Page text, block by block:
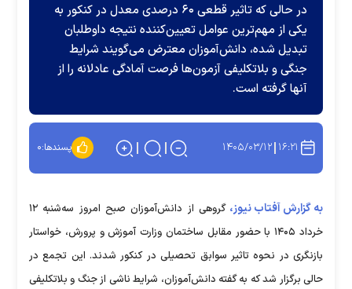
در حالی که تاثیر قطعی ۶۰ درصدی معدل در کنکور به
یکی از مهم‌ترین عوامل تعیین‌کننده نتیجه داوطلبان
تبدیل شده، دانش‌آموزان معترض می‌گویند شرایط
جنگی و بلاتکلیفی آزمون‌ها فرصت آمادگی عادلانه را از
آنها گرفته است.
۱۶:۲۱ ۱۴۰۵/۰۳/۱۲ پسندها:۰
به گزارش آفتاب نیوز،
گروهی از دانش‌آموزان صبح امروز سه‌شنبه ۱۲
خرداد ۱۴۰۵ با حضور مقابل ساختمان وزارت آموزش و پرورش، خواستار
بازنگری در نحوه تاثیر سوابق تحصیلی در کنکور شدند. این تجمع در
حالی برگزار شد که به گفته دانش‌آموزان، شرایط ناشی از جنگ و بلاتکلیفی